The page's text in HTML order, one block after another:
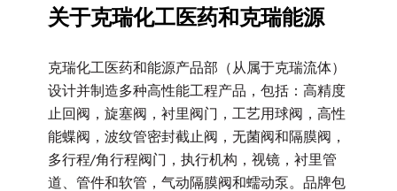
关于克瑞化工医药和克瑞能源
克瑞化工医药和能源产品部（从属于克瑞流体）
设计并制造多种高性能工程产品，包括：高精度
止回阀，旋塞阀，衬里阀门，工艺用球阀，高性
能蝶阀，波纹管密封截止阀，无菌阀和隔膜阀，
多行程/角行程阀门，执行机构，视镜，衬里管
道、管件和软管，气动隔膜阀和蠕动泵。品牌包